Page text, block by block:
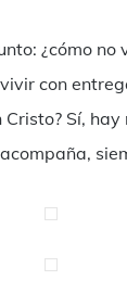
¿cómo no
con
Sí, hay